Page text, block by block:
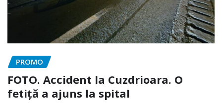
PROMO
FOTO. Accident la Cuzdrioara. O
fetiță a ajuns la spital